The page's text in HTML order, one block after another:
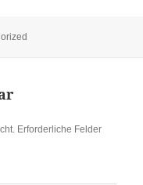
Erforderliche Felder